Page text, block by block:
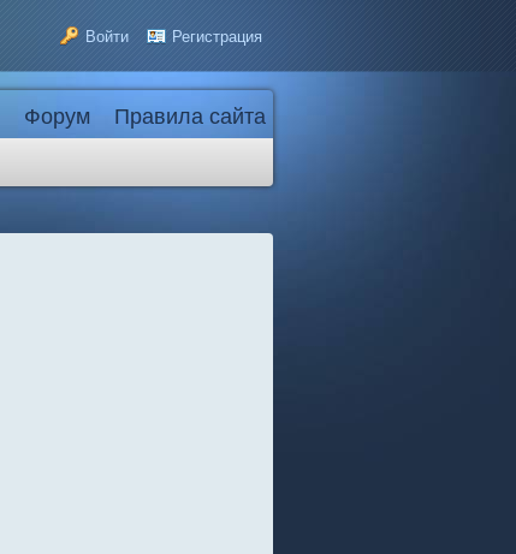
Войти Регистрация
Форум
Правила сайта